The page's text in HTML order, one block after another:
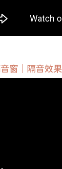
窗｜隔音效果